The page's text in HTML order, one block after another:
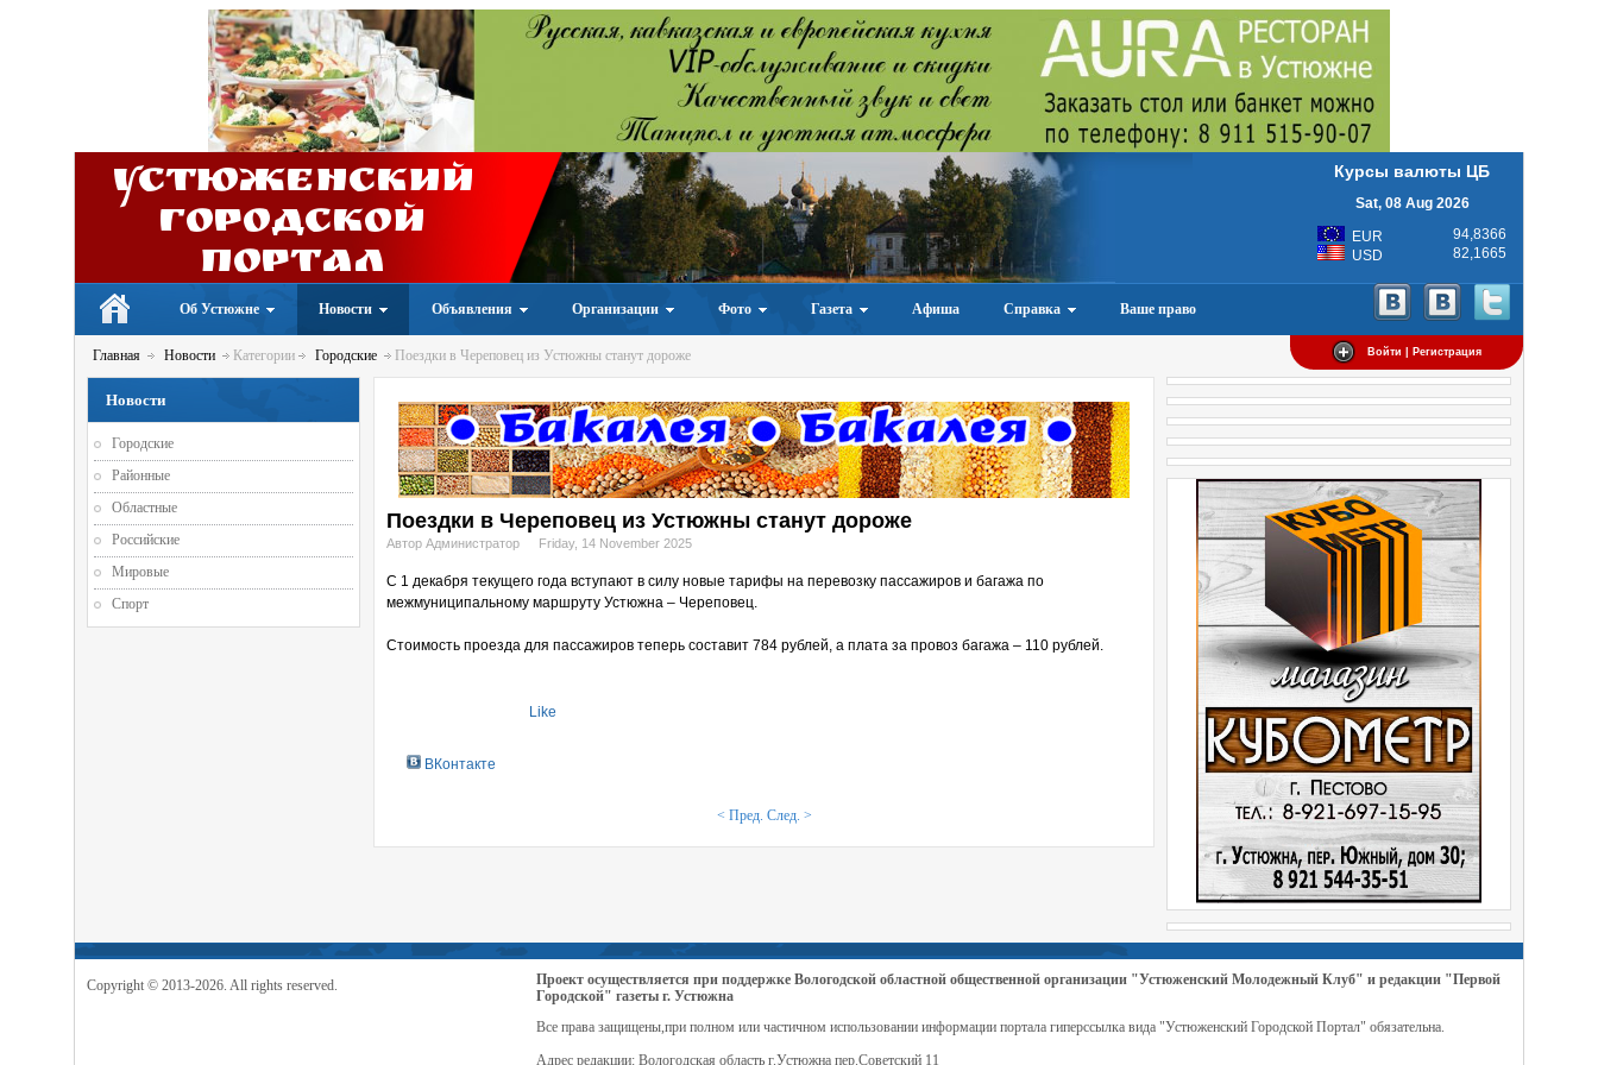
Устюженский
Городской
портал
Курсы валюты ЦБ
Sat, 08 Aug 2026
EUR
94,8366
USD
82,1665
Об Устюжне Новости Объявления Организации Фото Газета Афиша Справка Ваше право
Войти | Регистрация
Главная Новости Категории Городские Поездки в Череповец из Устюжны станут дороже
Поездки в Череповец из Устюжны станут дороже
Автор Администратор Friday, 14 November 2025
С 1 декабря текущего года вступают в силу новые тарифы на перевозку пассажиров и багажа по
межмуниципальному маршруту Устюжна – Череповец.
Стоимость проезда для пассажиров теперь составит 784 рублей, а плата за провоз багажа – 110 рублей.
Like
ВКонтакте
< Пред. След. >
Новости
Городские
Районные
Областные
Российские
Мировые
Спорт
Copyright © 2013-2026. All rights reserved.
Проект осуществляется при поддержке Вологодской областной общественной организации "Устюженский Молодежный Клуб" и редакции "Первой
Городской" газеты г. Устюжна
Все права защищены,при полном или частичном использовании информации портала гиперссылка вида "Устюженский Городской Портал" обязательна.
Адрес редакции: Вологодская область г.Устюжна пер.Советский 11